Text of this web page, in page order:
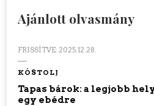
Ajánlott olvasmány
FRISSÍTVE: 2025.12.28.
KÓSTOLJ
Tapas bárok: a legjobb
egy ebédre